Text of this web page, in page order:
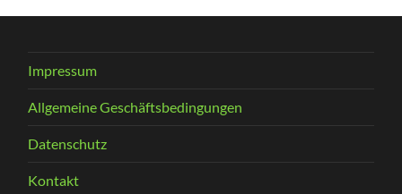
Impressum
Allgemeine Geschäftsbedingungen
Datenschutz
Kontakt